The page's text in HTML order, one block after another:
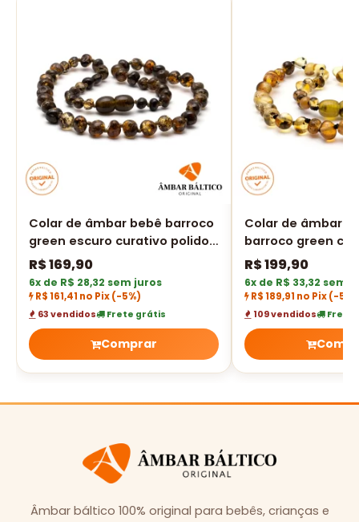
Colar de âmbar bebê barroco
green escuro curativo polido
- 33 cm
R$169,90
6x de R$ 28,32 sem juros
R$ 161,41 no Pix(-5%)
63 vendidos Frete grátis
Comprar
Colar de âmbar
barroco green
polido - 38 cm
R$199,90
6x de R$ 33,32 sem
R$ 189,91 no Pix(-5%)
109 vendidos Frete
Âmbar báltico 100% original para bebês, crianças e